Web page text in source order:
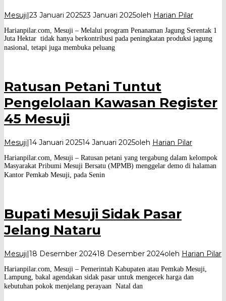
Mesuji|23 Januari 202523 Januari 2025oleh Harian Pilar
Harianpilar.com, Mesuji – Melalui program Penanaman Jagung Serentak 1
Juta Hektar tidak hanya berkontribusi pada peningkatan produksi jagung
nasional, tetapi juga membuka peluang
Ratusan Petani Tuntut
Pengelolaan Kawasan Register
45 Mesuji
Mesuji|14 Januari 202514 Januari 2025oleh Harian Pilar
Harianpilar.com, Mesuji – Ratusan petani yang tergabung dalam kelompok
Masyarakat Pribumi Mesuji Bersatu (MPMB) menggelar demo di halaman
Kantor Pemkab Mesuji, pada Senin
Bupati Mesuji Sidak Pasar
Jelang Nataru
Mesuji|18 Desember 202418 Desember 2024oleh Harian Pilar
Harianpilar.com, Mesuji – Pemerintah Kabupaten atau Pemkab Mesuji,
Lampung, bakal agendakan sidak pasar untuk mengecek harga dan
kebutuhan pokok menjelang perayaan Natal dan